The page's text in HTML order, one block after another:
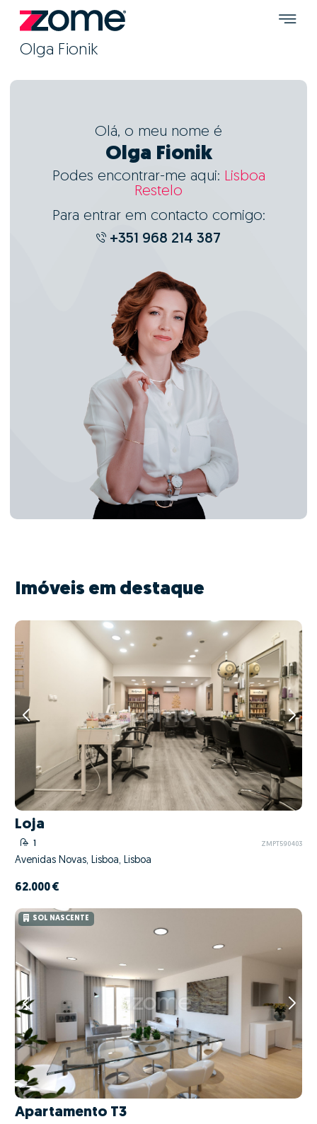
Olga Fionik
Olá, o meu nome é
Olga Fionik
Podes encontrar-me aqui: Lisboa
Restelo
Para entrar em contacto comigo:
+351 968 214 387
Imóveis em destaque
Loja
1 ZMPT590403
Avenidas Novas, Lisboa, Lisboa
62.000 €
SOL NASCENTE
Apartamento T3